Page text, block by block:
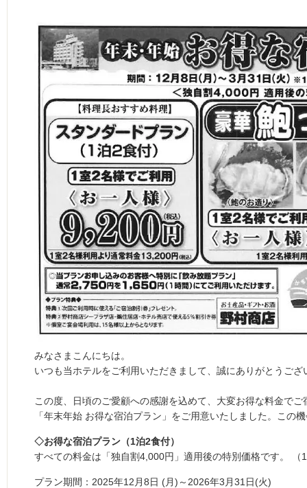
みなさまこんにちは。
いつも当ホテルをご利用いただきまして、誠にありがとうござ
この度、日頃のご愛顧への感謝を込めて、大変お得な料金でご
「年末年始 お得な宿泊プラン」をご用意いたしました。この
◇お得な宿泊プラン（1泊2食付）
すべての料金は「独自割4,000円」適用後の特別価格です。
プラン期間：2025年12月8日 (月)～2026年3月31日(火)